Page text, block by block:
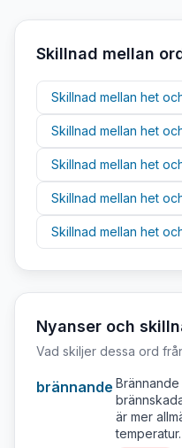
Skillnad mellan
Skillnad mellan het
Skillnad mellan het
Skillnad mellan het
Skillnad mellan het
Skillnad mellan het
Nyanser och
Vad skiljer dessa ord
brännande
är mer
temperatur.